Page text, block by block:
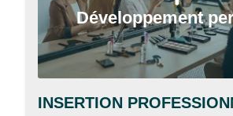
Développement
INSERTION